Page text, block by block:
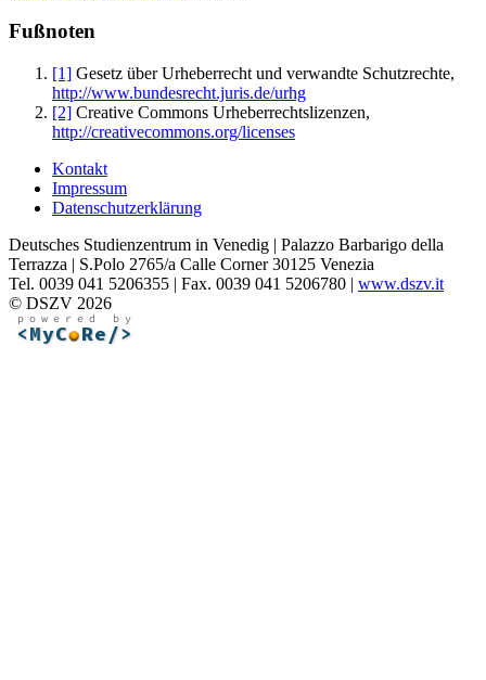
Fußnoten
[1] Gesetz über Urheberrecht und verwandte Schutzrechte,
http://www.bundesrecht.juris.de/urhg
[2] Creative Commons Urheberrechtslizenzen,
http://creativecommons.org/licenses
Kontakt
Impressum
Datenschutzerklärung
Deutsches Studienzentrum in Venedig | Palazzo Barbarigo della
Terrazza | S.Polo 2765/a Calle Corner 30125 Venezia
Tel. 0039 041 5206355 | Fax. 0039 041 5206780 | www.dszv.it
© DSZV 2026